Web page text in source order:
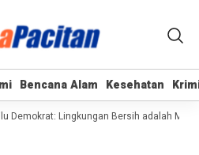
Bencana Alam Kesehatan
Bencana Alam Kesehatan
Lingkungan Bersih adalah